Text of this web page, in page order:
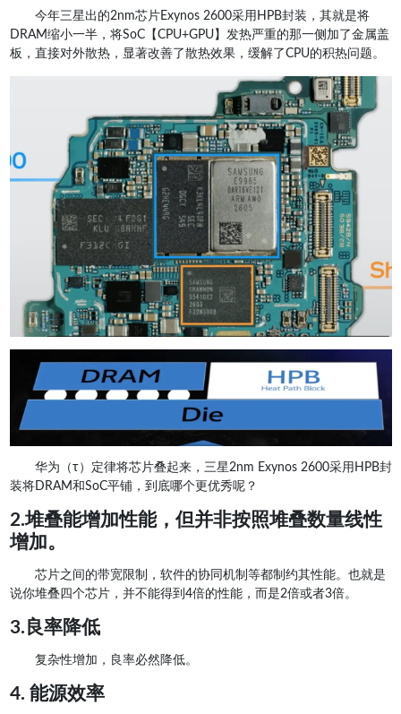
今年三星出的2nm芯片Exynos 2600采用HPB封装，其就是将
DRAM缩小一半，将SoC【CPU+GPU】发热严重的那一侧加了金属盖
板，直接对外散热，显著改善了散热效果，缓解了CPU的积热问题。
华为（τ）定律将芯片叠起来，三星2nm Exynos 2600采用HPB封
装将DRAM和SoC平铺，到底哪个更优秀呢？
2.堆叠能增加性能，但并非按照堆叠数量线性
增加。
芯片之间的带宽限制，软件的协同机制等都制约其性能。也就是
说你堆叠四个芯片，并不能得到4倍的性能，而是2倍或者3倍。
3.良率降低
复杂性增加，良率必然降低。
4. 能源效率